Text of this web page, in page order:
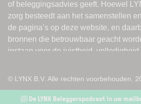
© LYNX B.V. Alle rechten voorbehouden.
De LYNX Beleggerspodcast in uw